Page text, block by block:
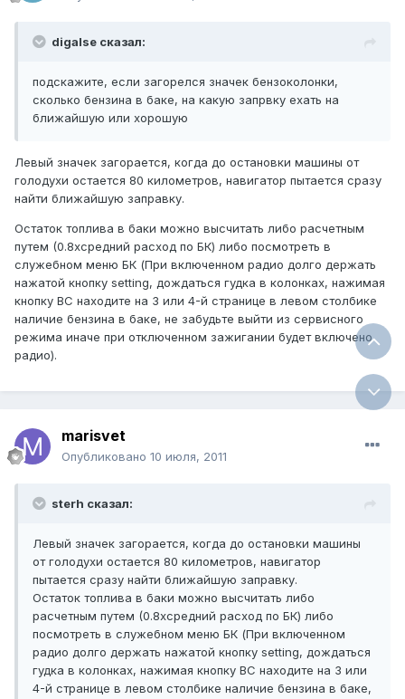
digalse сказал:
подскажите, если загорелся значек бензоколонки,
сколько бензина в баке, на какую запрвку ехать на
ближайшую или хорошую
Левый значек загорается, когда до остановки машины от
голодухи остается 80 километров, навигатор пытается сразу
найти ближайшую заправку.
Остаток топлива в баки можно высчитать либо расчетным
путем (0.8хсредний расход по БК) либо посмотреть в
служебном меню БК (При включенном радио долго держать
нажатой кнопку setting, дождаться гудка в колонках, нажимая
кнопку BC находите на 3 или 4-й странице в левом столбике
наличие бензина в баке, не забудьте выйти из сервисного
режима иначе при отключенном зажигании будет включено
радио).
marisvet
Опубликовано 10 июля, 2011
sterh сказал:
Левый значек загорается, когда до остановки машины
от голодухи остается 80 километров, навигатор
пытается сразу найти ближайшую заправку.
Остаток топлива в баки можно высчитать либо
расчетным путем (0.8хсредний расход по БК) либо
посмотреть в служебном меню БК (При включенном
радио долго держать нажатой кнопку setting, дождаться
гудка в колонках, нажимая кнопку BC находите на 3 или
4-й странице в левом столбике наличие бензина в баке,